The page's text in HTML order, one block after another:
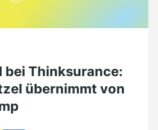
bei Thinksurance:
übernimmt von